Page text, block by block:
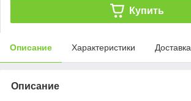
Купить
Описание Характеристики Доставка
Описание